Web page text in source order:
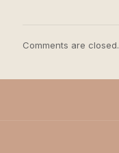
Comments are closed.